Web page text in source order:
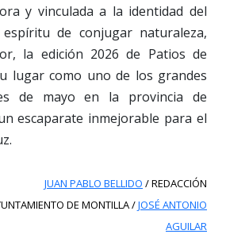
y vinculada a la identidad del
de conjugar naturaleza,
la edición 2026 de Patios de
lugar como uno de los grandes
de mayo en la provincia de
escaparate inmejorable para el
JUAN PABLO BELLIDO / REDACCIÓN
DE MONTILLA /JOSÉ ANTONIO
AGUILAR